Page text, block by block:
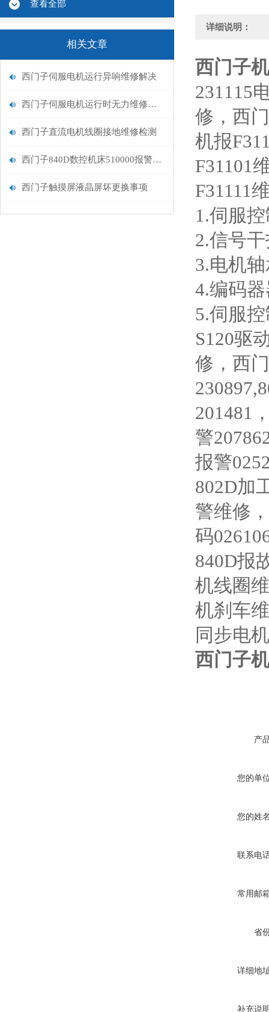
查看全部
相关文章
西门子伺服电机运行异响维修解决
西门子伺服电机运行时无力维修解决
西门子直流电机线圈接地维修检测
西门子840D数控机床510000报警611D未准备好排查
西门子触摸屏液晶屏坏更换事项
详细说明：
西门子
231115
修，西
机报
F31101
F31111
1.伺服
2.信号
3.电机
4.编码
5.伺服
S120驱
修，西
201481
警
报警
802D加
警维修
码
840D报
机线圈
机刹车
同步电
西门子
产
您的单
您的姓
联系电
常用邮
省
详细地
补充说